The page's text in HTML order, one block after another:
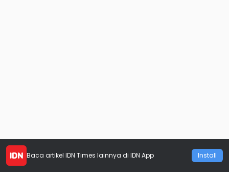
Baca artikel IDN Times lainnya di IDN App Install